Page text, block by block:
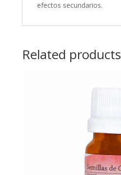
efectos secundarios.
Related products